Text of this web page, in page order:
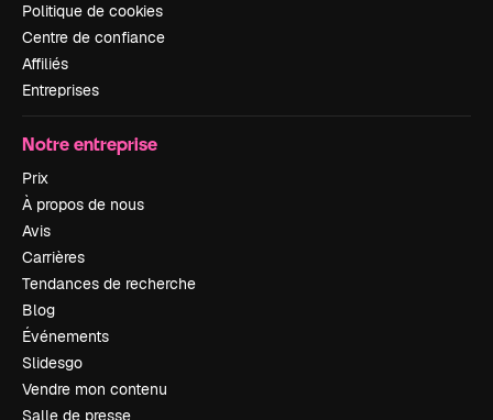
Politique de cookies
Centre de confiance
Affiliés
Entreprises
Notre entreprise
Prix
À propos de nous
Avis
Carrières
Tendances de recherche
Blog
Événements
Slidesgo
Vendre mon contenu
Salle de presse